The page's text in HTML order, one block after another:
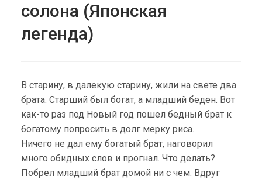
солона (Японская
легенда)
В старину, в далекую старину, жили на свете два
брата. Старший был богат, а младший беден. Вот
как-то раз под Новый год пошел бедный брат к
богатому попросить в долг мерку риса.
Ничего не дал ему богатый брат, наговорил
много обидных слов и прогнал. Что делать?
Побрел младший брат домой ни с чем. Вдруг